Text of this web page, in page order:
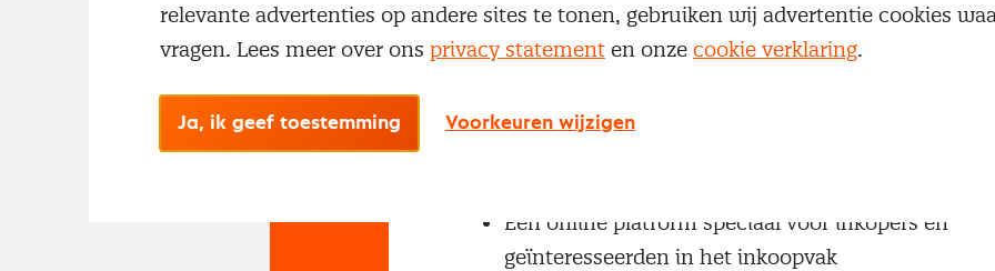
Nog geen Nevi account?
Een online platform speciaal voor inkopers en
geïnteresseerden in het inkoopvak
relevante advertenties op andere sites te tonen, gebruiken wij advertentie cookies
vragen. Lees meer over ons privacy statement en onze cookie verklaring.
Ja, ik geef toestemming Voorkeuren wijzigen